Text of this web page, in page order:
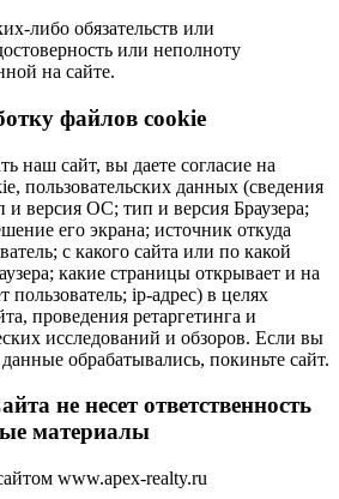
либо обязательств или
или неполноту
на сайте.
файлов cookie
наш сайт, вы даете согласие на
пользовательских данных (сведения
версия ОС; тип и версия Браузера;
его экрана; источник откуда
с какого сайта или по какой
какие страницы открывает и на
ip-адрес) в целях
проведения ретаргетинга и
исследований и обзоров. Если вы
обрабатывались, покиньте сайт.
не несет ответственность
материалы
www.apex-realty.ru